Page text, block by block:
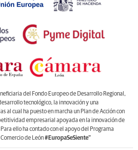
del Fondo Europeo de Desarrollo Regional,
tecnológico, la innovación y una
al cual ha puesto en marcha un Plan de Acción con
empresarial apoyada en la innovación de
ello ha contado con el apoyo del Programa
de León#EuropaSeSiente”